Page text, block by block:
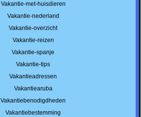
Vakantie-met-huisdieren
Vakantie-nederland
Vakantie-overzicht
Vakantie-reizen
Vakantie-spanje
Vakantie-tips
Vakantieadressen
Vakantiearuba
Vakantiebenodigdheden
Vakantiebestemming